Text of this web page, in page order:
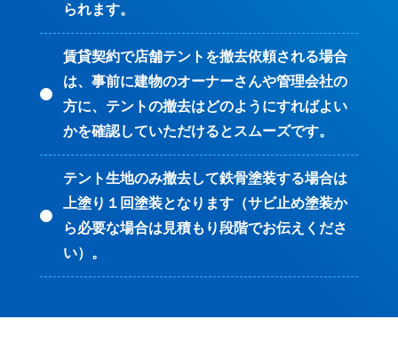
られます。
賃貸契約で店舗テントを撤去依頼される場合
は、事前に建物のオーナーさんや管理会社の
方に、テントの撤去はどのようにすればよい
かを確認していただけるとスムーズです。
テント生地のみ撤去して鉄骨塗装する場合は
上塗り１回塗装となります（サビ止め塗装か
ら必要な場合は見積もり段階でお伝えくださ
い）。